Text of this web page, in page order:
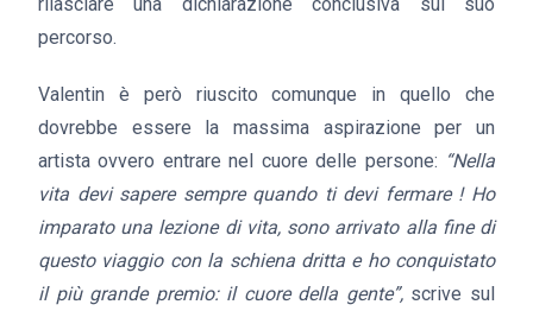
percorso.
Valentin è però riuscito comunque in quello che
dovrebbe essere la massima aspirazione per un
artista ovvero entrare nel cuore delle persone: “Nella
vita devi sapere sempre quando ti devi fermare ! Ho
imparato una lezione di vita, sono arrivato alla fine di
questo viaggio con la schiena dritta e ho conquistato
il più grande premio: il cuore della gente”, scrive sul